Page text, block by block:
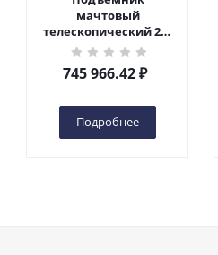
мачтовый
телескопический 200
кг 10 м TOR GTWY10-
200S DC 2-мачтовый
(автономный) (N) в
745 966.42₽
Подробнее